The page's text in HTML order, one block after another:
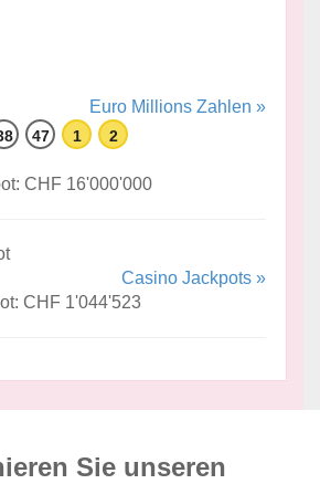
Euro Millions Zahlen »
47 1 2
CHF 16'000'000
Casino Jackpots »
CHF 1'044'523
Sie unseren